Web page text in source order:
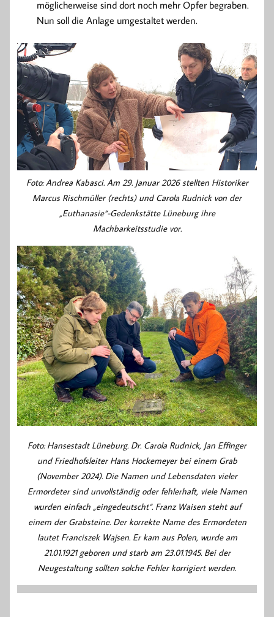
möglicherweise sind dort noch mehr Opfer begraben.
Nun soll die Anlage umgestaltet werden.
Foto: Andrea Kabasci. Am 29. Januar 2026 stellten Historiker
Marcus Rischmüller (rechts) und Carola Rudnick von der
„Euthanasie“-Gedenkstätte Lüneburg ihre
Machbarkeitsstudie vor.
Foto: Hansestadt Lüneburg. Dr. Carola Rudnick, Jan Effinger
und Friedhofsleiter Hans Hockemeyer bei einem Grab
(November 2024). Die Namen und Lebensdaten vieler
Ermordeter sind unvollständig oder fehlerhaft, viele Namen
wurden einfach „eingedeutscht“. Franz Waisen steht auf
einem der Grabsteine. Der korrekte Name des Ermordeten
lautet Franciszek Wajsen. Er kam aus Polen, wurde am
21.01.1921 geboren und starb am 23.01.1945. Bei der
Neugestaltung sollten solche Fehler korrigiert werden.